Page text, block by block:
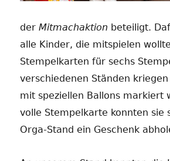
derMitmachaktion beteiligt.
alle Kinder, die mitspielen
Stempelkarten für sechs
verschiedenen Ständen
mit speziellen Ballons markiert
volle Stempelkarte konnten sie
Orga-Stand ein Geschenk